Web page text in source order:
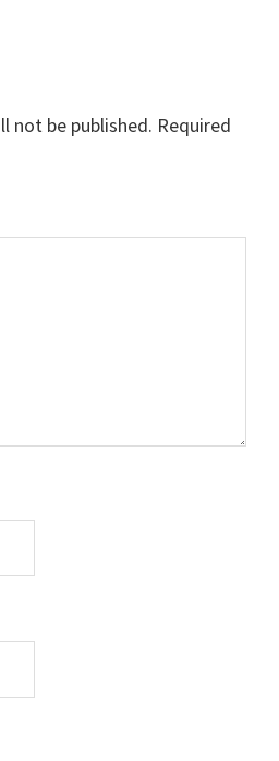
not be published. Required